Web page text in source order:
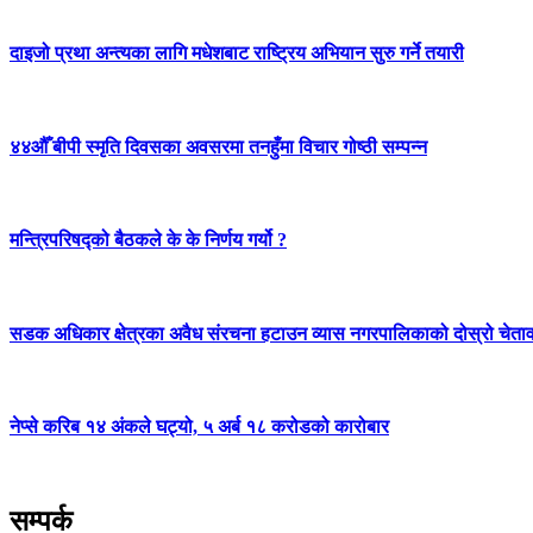
दाइजो प्रथा अन्त्यका लागि मधेशबाट राष्ट्रिय अभियान सुरु गर्ने तयारी
४४औँ बीपी स्मृति दिवसका अवसरमा तनहुँमा विचार गोष्ठी सम्पन्न
मन्त्रिपरिषद्को बैठकले के के निर्णय गर्यो ?
सडक अधिकार क्षेत्रका अवैध संरचना हटाउन व्यास नगरपालिकाको दोस्रो
नेप्से करिब १४ अंकले घट्यो, ५ अर्ब १८ करोडको कारोबार
सम्पर्क